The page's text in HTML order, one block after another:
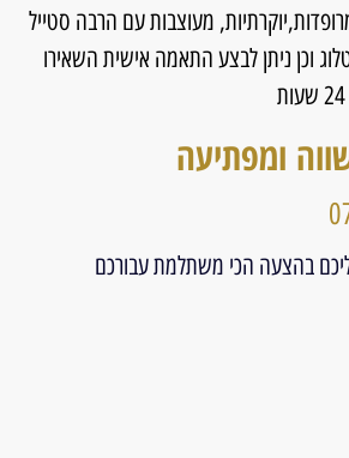
מעוצבות עם הרבה סטייל
וכן ניתן לבצע התאמה אישית השאירו
ומפתיעה
בהצעה הכי משתלמת עבורכם